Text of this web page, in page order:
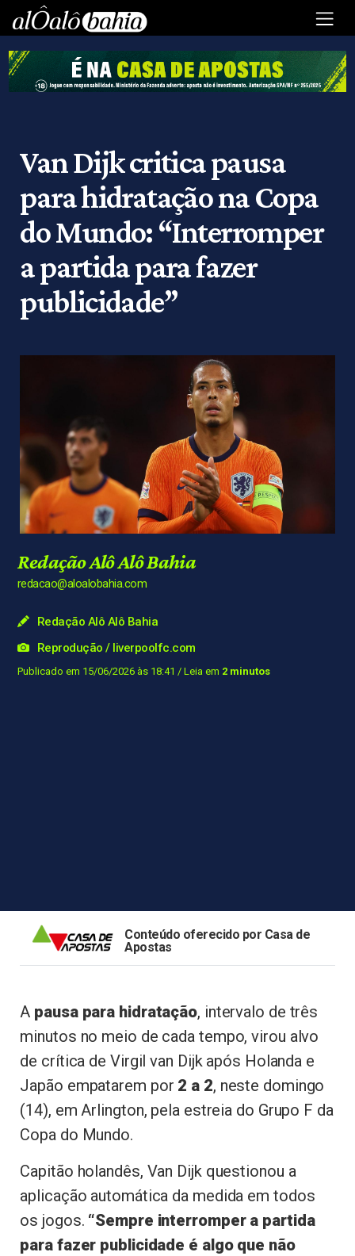
Van Dijk critica pausa
para hidratação na Copa
do Mundo: “Interromper
a partida para fazer
publicidade”
Redação Alô Alô Bahia
redacao@aloalobahia.com
Redação Alô Alô Bahia
Reprodução / liverpoolfc.com
Publicado em 15/06/2026 às 18:41 / Leia em 2 minutos
Conteúdo oferecido por Casa de
Apostas
A pausa para hidratação, intervalo de três
minutos no meio de cada tempo, virou alvo
de crítica de Virgil van Dijk após Holanda e
Japão empatarem por 2 a 2, neste domingo
(14), em Arlington, pela estreia do Grupo F da
Copa do Mundo.
Capitão holandês, Van Dijk questionou a
aplicação automática da medida em todos
os jogos. “Sempre interromper a partida
para fazer publicidade é algo que não